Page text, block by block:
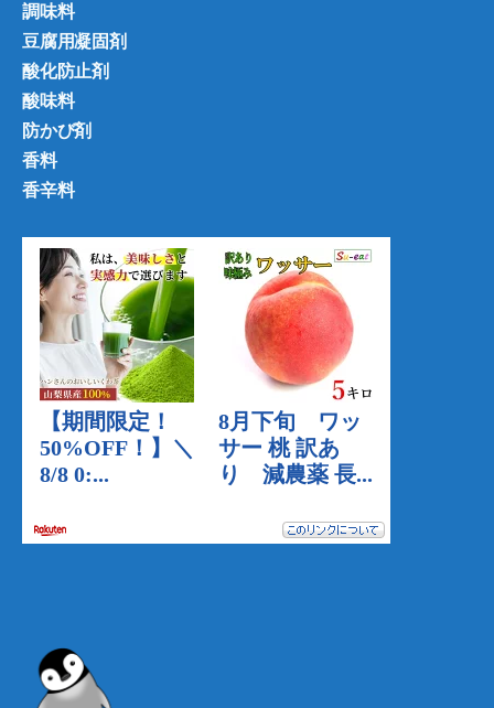
調味料
豆腐用凝固剤
酸化防止剤
酸味料
防かび剤
香料
香辛料